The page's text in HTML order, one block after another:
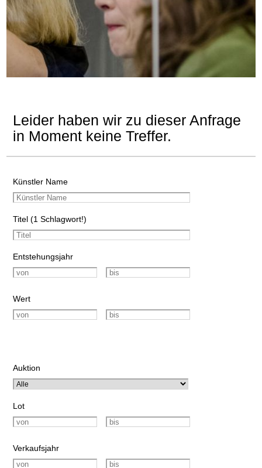
Leider haben wir zu dieser Anfrage
in Moment keine Treffer.
Künstler Name
Titel (1 Schlagwort!)
Entstehungsjahr
Wert
Auktion
Lot
Verkaufsjahr